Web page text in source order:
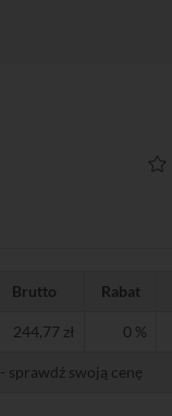
Brutto Rabat
244,77 zł 0 %
- sprawdź swoją cenę